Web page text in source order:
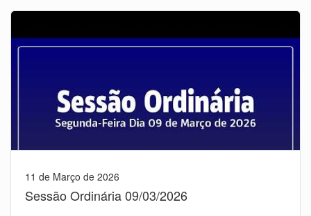
11 de Março de 2026
Sessão Ordinária 09/03/2026